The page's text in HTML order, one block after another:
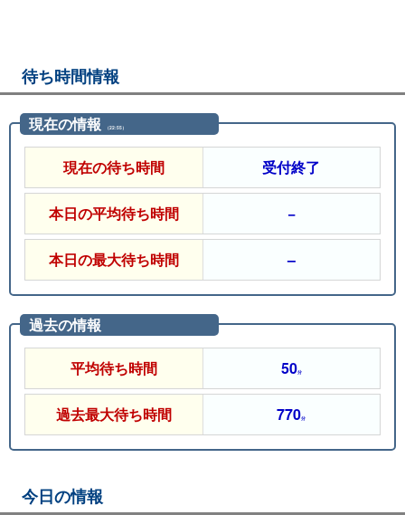
待ち時間情報
現在の情報 （22:55）
現在の待ち時間 受付終了
本日の平均待ち時間 −
本日の最大待ち時間 –
過去の情報
平均待ち時間 50分
過去最大待ち時間 770分
今日の情報